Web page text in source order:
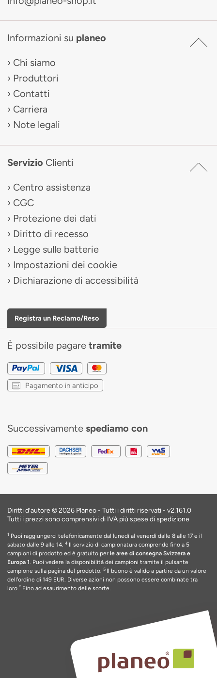
Informazioni su planeo
Chi siamo
Produttori
Contatti
Carriera
Note legali
Servizio Clienti
Centro assistenza
CGC
Protezione dei dati
Diritto di recesso
Legge sulle batterie
Impostazioni dei cookie
Dichiarazione di accessibilità
Registra un Reclamo/Reso
È possibile pagare tramite
Pagamento in anticipo
Successivamente spediamo con
Diritti d’autore © 2026 Planeo - Tutti i diritti riservati - v2.161.0
Tutti i prezzi sono comprensivi di IVA più spese di spedizione
1 Puoi raggiungerci telefonicamente dal lunedì al venerdì dalle 8 alle 17 e il
sabato dalle 9 alle 14. 4 Il servizio di campionatura comprende fino a 5
campioni di prodotto ed è gratuito per le aree di consegna Svizzera e
Europa 1. Puoi vedere la disponibilità dei campioni tramite il pulsante
campione sulla pagina del prodotto. 5 Il buono è valido a partire da un valore
dell'ordine di 149 EUR. Diverse azioni non possono essere combinate tra
loro.* Fino ad esaurimento delle scorte.